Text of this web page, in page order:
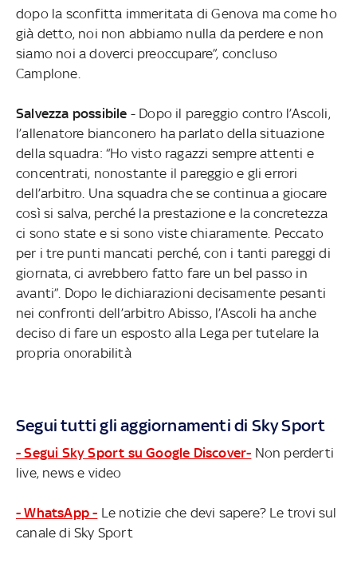
dopo la sconfitta immeritata di Genova ma come ho
già detto, noi non abbiamo nulla da perdere e non
siamo noi a doverci preoccupare”, concluso
Camplone.
Salvezza possibile - Dopo il pareggio contro l’Ascoli,
l’allenatore bianconero ha parlato della situazione
della squadra: “Ho visto ragazzi sempre attenti e
concentrati, nonostante il pareggio e gli errori
dell’arbitro. Una squadra che se continua a giocare
così si salva, perché la prestazione e la concretezza
ci sono state e si sono viste chiaramente. Peccato
per i tre punti mancati perché, con i tanti pareggi di
giornata, ci avrebbero fatto fare un bel passo in
avanti”. Dopo le dichiarazioni decisamente pesanti
nei confronti dell’arbitro Abisso, l’Ascoli ha anche
deciso di fare un esposto alla Lega per tutelare la
propria onorabilità
Segui tutti gli aggiornamenti di Sky Sport
- Segui Sky Sport su Google Discover- Non perderti
live, news e video
- WhatsApp - Le notizie che devi sapere? Le trovi sul
canale di Sky Sport